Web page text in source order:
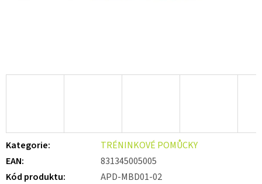
Kategorie:
TRÉNINKOVÉ POMŮCKY
EAN:
831345005005
Kód produktu:
APD-MBD01-02